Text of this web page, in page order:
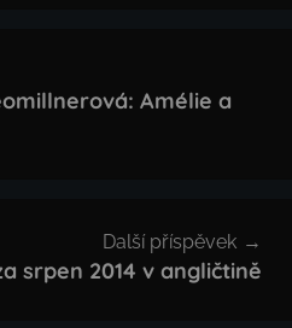
Amélie a
Další příspěvek
srpen 2014 v angličtině